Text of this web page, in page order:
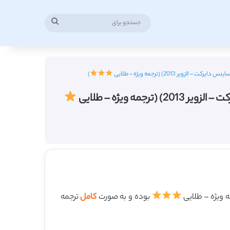
2013) (ترجمه ویژه – طلایی )
ویژه – طلایی
بوده و به صورتکاملترجمه